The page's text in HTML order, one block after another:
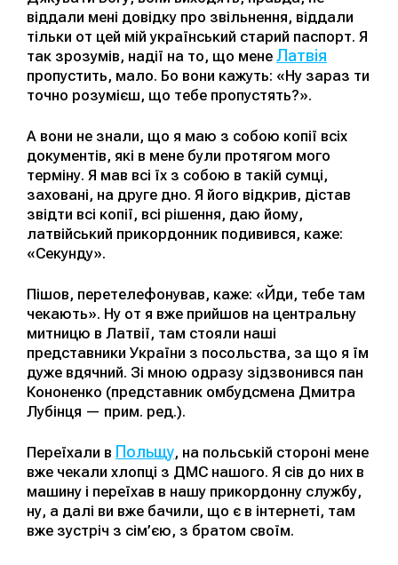
віддали мені довідку про звільнення, віддали
тільки от цей мій український старий паспорт. Я
так зрозумів, надії на то, що мене Латвія
пропустить, мало. Бо вони кажуть: «Ну зараз ти
точно розумієш, що тебе пропустять?».
А вони не знали, що я маю з собою копії всіх
документів, які в мене були протягом мого
терміну. Я мав всі їх з собою в такій сумці,
заховані, на друге дно. Я його відкрив, дістав
звідти всі копії, всі рішення, даю йому,
латвійський прикордонник подивився, каже:
«Секунду».
Пішов, перетелефонував, каже: «Йди, тебе там
чекають». Ну от я вже прийшов на центральну
митницю в Латвії, там стояли наші
представники України з посольства, за що я їм
дуже вдячний. Зі мною одразу зідзвонився пан
Кононенко (представник омбудсмена Дмитра
Лубінця — прим. ред.).
Переїхали в Польщу, на польській стороні мене
вже чекали хлопці з ДМС нашого. Я сів до них в
машину і переїхав в нашу прикордонну службу,
ну, а далі ви вже бачили, що є в інтернеті, там
вже зустріч з сім’єю, з братом своїм.